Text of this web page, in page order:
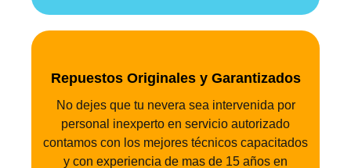
Repuestos Originales y Garantizados
No dejes que tu nevera sea intervenida por
personal inexperto en servicio autorizado
contamos con los mejores técnicos capacitados
y con experiencia de mas de 15 años en